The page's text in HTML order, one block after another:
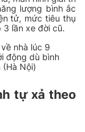
lượng bình ắc
tử, mức tiêu thụ
lần xe đời cũ.
nhà lúc 9
động dù bình
(Hà Nội)
tự xả theo